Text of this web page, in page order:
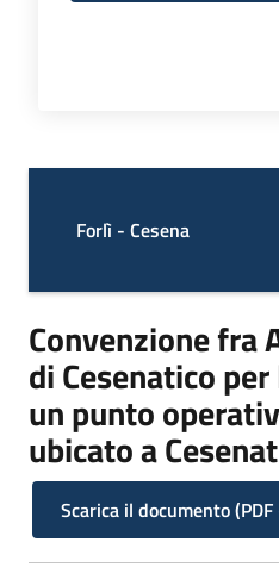
Forlì - Cesena
Convenzione fra
di Cesenatico
un punto
ubicato a
Scarica il documento(PDF